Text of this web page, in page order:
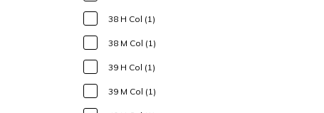
38 H Col (1)
38 M Col (1)
39 H Col (1)
39 M Col (1)